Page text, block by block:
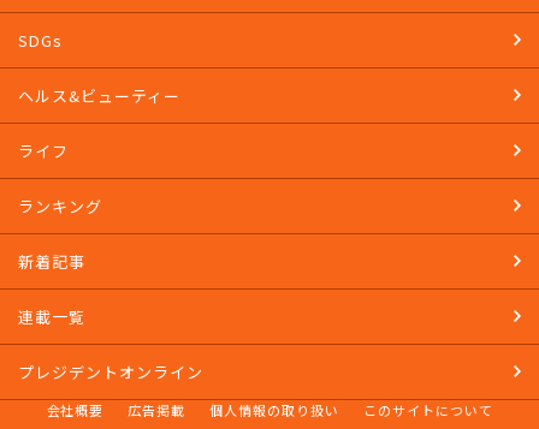
SDGs
ヘルス&ビューティー
ライフ
ランキング
新着記事
連載一覧
プレジデントオンライン
会社概要 広告掲載 個人情報の取り扱い このサイトについて